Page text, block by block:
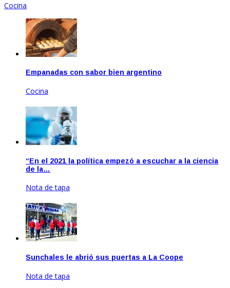
Cocina
Empanadas con sabor bien argentino
Cocina
“En el 2021 la política empezó a escuchar a la ciencia
de la…
Nota de tapa
Sunchales le abrió sus puertas a La Coope
Nota de tapa